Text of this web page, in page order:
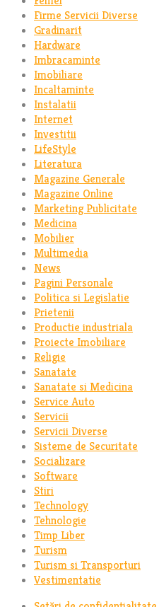
Firme Servicii Diverse
Gradinarit
Hardware
Imbracaminte
Imobiliare
Incaltaminte
Instalatii
Internet
Investitii
LifeStyle
Literatura
Magazine Generale
Magazine Online
Marketing Publicitate
Medicina
Mobilier
Multimedia
News
Pagini Personale
Politica si Legislatie
Prietenii
Productie industriala
Proiecte Imobiliare
Religie
Sanatate
Sanatate si Medicina
Service Auto
Servicii
Servicii Diverse
Sisteme de Securitate
Socializare
Software
Stiri
Technology
Tehnologie
Timp Liber
Turism
Turism si Transporturi
Vestimentatie